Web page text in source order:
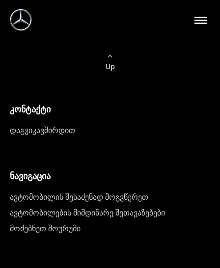
Up
კონტაქტი
დაგვიკავშირდით
ნავიგაცია
ავტომობილის შესაძენად მოგვწერეთ
ავტომობილების მიმდინარე შეთავაზებები
მოძებნეთ შოურუმი